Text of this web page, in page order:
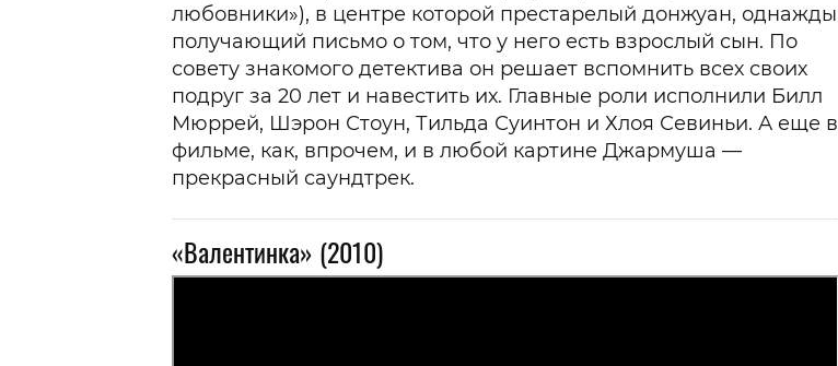
любовники»), в центре которой престарелый донжуан, однажды
получающий письмо о том, что у него есть взрослый сын. По
совету знакомого детектива он решает вспомнить всех своих
подруг за 20 лет и навестить их. Главные роли исполнили Билл
Мюррей, Шэрон Стоун, Тильда Суинтон и Хлоя Севиньи. А еще в
фильме, как, впрочем, и в любой картине Джармуша —
прекрасный саундтрек.
«Валентинка» (2010)